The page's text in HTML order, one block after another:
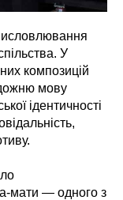
У
композицій
мову
ідентичності
мати — одного з